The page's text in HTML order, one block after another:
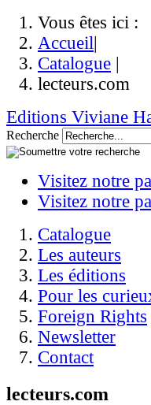
Vous êtes ici :
Accueil|
Catalogue |
lecteurs.com
Editions Viviane
Recherche
Visitez notre
Visitez notre
Catalogue
Les auteurs
Les éditions
Pour les
Foreign Rights
Newsletter
Contact
lecteurs.com